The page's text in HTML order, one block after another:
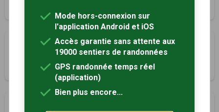
Boucle du Gros Chêne
Lyons-la-Forêt, Eure (27)
3 km Tracé GPS
Mode hors-connexion sur
l'application Android et iOS
Accès garantie sans attente aux
19000 sentiers de randonnées
GPS randonnée temps réel
(application)
Bien plus encore...